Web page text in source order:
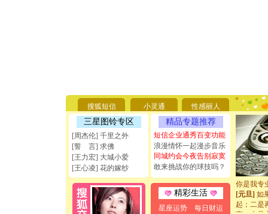
搜狐短信 小灵通 性感丽人
三星图铃专区
[周杰伦] 千里之外
[誓 言] 求佛
[王力宏] 大城小爱
[王心凌] 花的嫁纱
精品专题推荐
短信企业通秀百变功能
浪漫情怀一起漫步音乐
同城约会今夜告别寂寞
敢来挑战你的球技吗？
精彩生活
星座运势
每日财运
要平安！
[圣诞节]
能正大
天都要快
[圣诞节]
如意,快
[元旦]看
断电。爱
你是我专
[元旦]如
起；二是
离。水晶